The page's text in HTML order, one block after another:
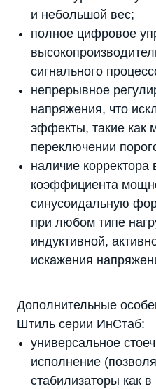
и небольшой вес;
полное цифровое
сигнального
непрерывное
напряжения, что
эффекты, такие как
переключении
наличие корректора
коэффициента
синусоидальную
при любом типе
индуктивной,
искажения
Дополнительные
Штиль серии ИнСтаб:
универсальное
исполнение
стабилизаторы как